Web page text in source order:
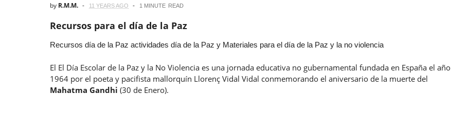
by R.M.M. 11 YEARS AGO 1 MINUTE READ
Recursos para el día de la Paz
Recursos día de la Paz actividades día de la Paz y Materiales para el día de la Paz y la no violencia
El El Día Escolar de la Paz y la No Violencia es una jornada educativa no gubernamental fundada en España el año
1964 por el poeta y pacifista mallorquín Llorenç Vidal Vidal conmemorando el aniversario de la muerte del
Mahatma Gandhi (30 de Enero).